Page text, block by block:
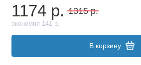
1174 р. 1315 р.
экономия 141 р.
В корзину